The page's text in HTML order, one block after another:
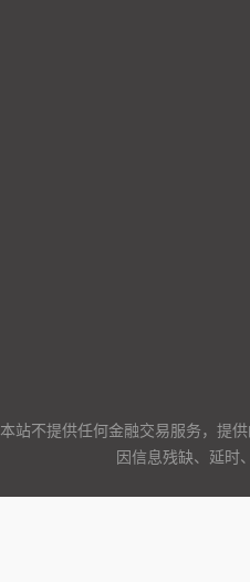
本站不提供任何金融交易服务，提
因信息残缺、延时